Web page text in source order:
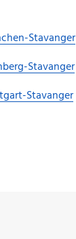
Stavanger
Stavanger
Stavanger